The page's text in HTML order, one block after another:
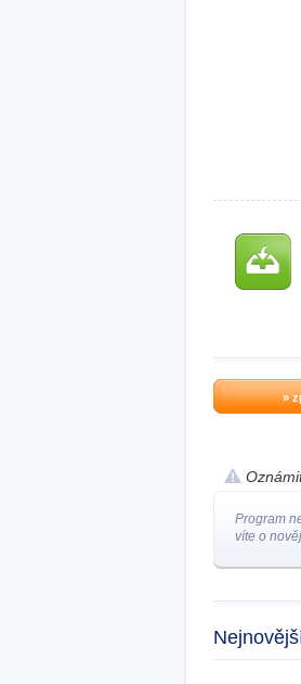
»
Program
víte o